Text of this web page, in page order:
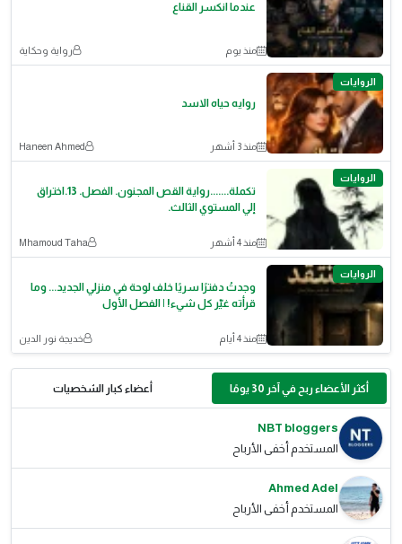
عندما انكسر القناع
منذ يوم رواية وحكاية
الروايات
روايه حياه الاسد
منذ 3 أشهر Haneen Ahmed
الروايات
تكملة.......رواية القص المجنون. الفصل. 13.اختراق
إلي المستوي الثالث.
منذ 4 أشهر Mhamoud Taha
الروايات
وجدتُ دفترًا سريًا خلف لوحة في منزلي الجديد... وما
قرأته غيّر كل شيء! | الفصل الأول
منذ 4 أيام خديجة نور الدين
أكثر الأعضاء ربح في آخر 30 يومًا أعضاء كبار الشخصيات
NBT bloggers
المستخدم أخفى الأرباح
Ahmed Adel
المستخدم أخفى الأرباح